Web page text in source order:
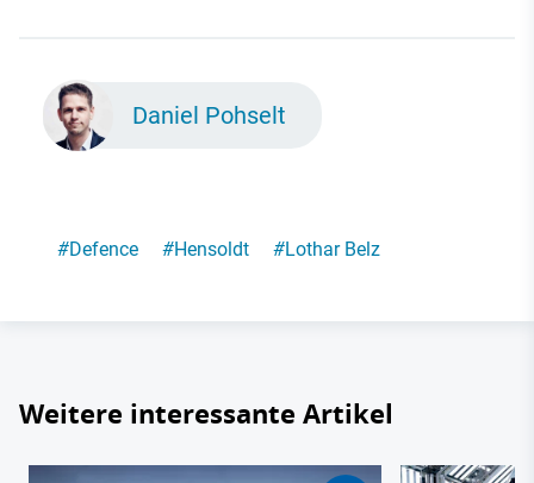
Daniel Pohselt
#Defence #Hensoldt #Lothar Belz
Weitere interessante Artikel